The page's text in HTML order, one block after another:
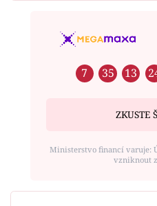
7 35 13
ZKUSTE
Ministerstvo financí varuje:
vzniknout